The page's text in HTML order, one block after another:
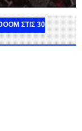
ΣΤΙΣ 30